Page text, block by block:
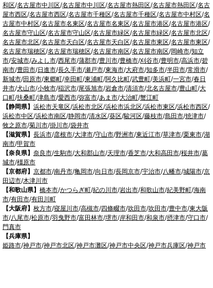
和区/名古屋市中川区/名古屋市中川区/名古屋市熱田区/名古屋市熱田区/名古
屋市西区/名古屋市西区/名古屋市千種区/名古屋市千種区/名古屋市中村区/名
古屋市中村区/名古屋市名東区/名古屋市名東区/名古屋市港区/名古屋市港区/
名古屋市守山区/名古屋市守山区/名古屋市緑区/名古屋市緑区/名古屋市北区/
名古屋市北区/名古屋市天白区/名古屋市天白区/名古屋市東区/名古屋市東区/
名古屋市瑞穂区/名古屋市瑞穂区/名古屋市南区/名古屋市南区/岡崎市/知立
市/安城市/みよし市/西尾市/蒲郡市/豊川市/豊橋市/刈谷市/豊明市/高浜市/碧
南市/豊田市/日進市/長久手市/瀬戸市/東海市/大府市/知多市/半田市/常滑市/
新城市/田原市/東郷町/幸田町/東浦町/阿久比町/武豊町/美浜町/一宮市/春日
井市/犬山市/小牧市/稲沢市/尾張旭市/岩倉市/清須市/北名古屋市/豊山町/大
口町/扶桑町/津島市/愛西市/弥富市/あま市/大治町/蟹江町
【静岡県】 浜松市天竜区/浜松市北区/浜松市浜北区/浜松市東区/浜松市西区/
浜松市中区/浜松市南区/静岡市/清水区/葵区/駿河区/藤枝市/島田市/焼津市/
牧之原市/菊川市/掛川市/袋井市
【滋賀県】 長浜市/彦根市/大津市/守山市/野洲市/東近江市/草津市/栗東市/湖
南市/甲賀市
【奈良県】 奈良市/生駒市/大和郡山市/天理市/香芝市/大和高田市/桜井市/葛
城市/橿原市
【京都府】 京都市/南丹市/亀岡市/向日市/長岡京市/宇治市/八幡市/城陽市/京
田辺市/木津川市
【和歌山県】 橋本市/かつらぎ町/紀の川市/岩出市/和歌山市/紀美野町/海南
市/有田市/有田川町
【大阪府】 枚方市/寝屋川市/高槻市/四條畷市/吹田市/吹田市/豊中市/東大阪
市/八尾市/松原市/羽曳野市/富田林市/堺市/岸和田市/和泉市/摂津市/守口市/
門真市
【兵庫県】
姫路市/神戸市/神戸市北区/神戸市灘区/神戸市中央区/神戸市兵庫区/神戸市